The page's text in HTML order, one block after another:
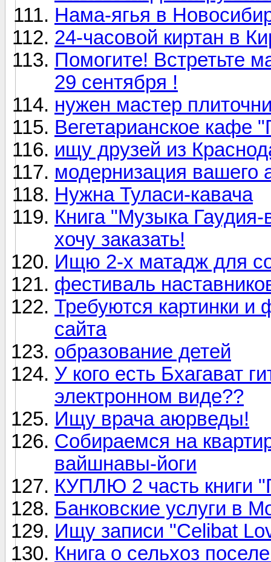
Нама-ягья в
24-часовой киртан в
Помогите! Встретьте
29 сентября !
нужен мастер
Вегетарианское кафе
ищу друзей из
модернизация вашего
Нужна Туласи-кавача
Книга "Музыка
хочу заказать!
Ищю 2-х матадж для
фестиваль
Требуются картинки
сайта
образование детей
У кого есть Бхагават
электронном виде??
Ищу врача аюрведы!
Собираемся на
вайшнавы-йоги
КУПЛЮ 2 часть книги
Банковские услуги в
Ищу записи "Celibat
Книга о сельхоз